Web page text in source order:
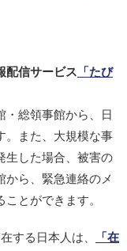
配信サービス 「たび
総領事館から、日
。また、大規模な事
生した場合、被害の
から、緊急連絡のメ
とができます。
する日本人は、
「在